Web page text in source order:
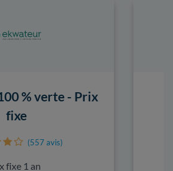
% verte - Prix
fixe
(557 avis)
fixe 1 an